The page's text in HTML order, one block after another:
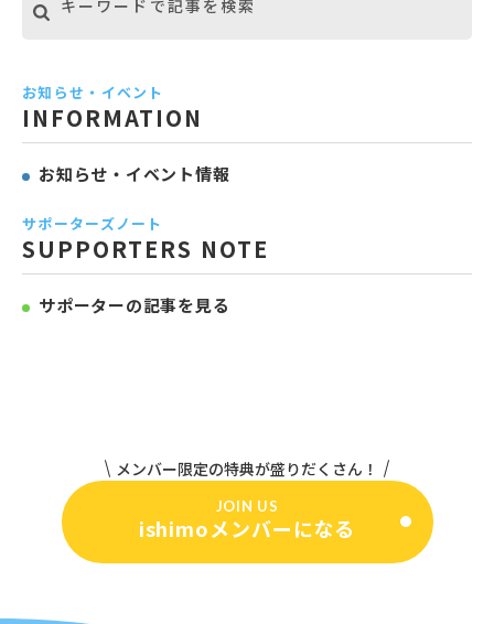
お知らせ・イベント
INFORMATION
お知らせ・イベント情報
サポーターズノート
SUPPORTERS NOTE
サポーターの記事を見る
メンバー限定の特典が盛りだくさん！
JOIN US
ishimoメンバーになる